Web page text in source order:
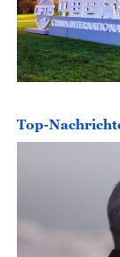
Top-